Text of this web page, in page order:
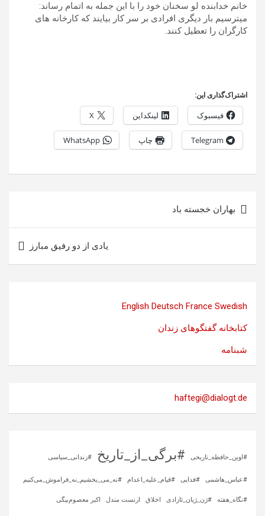
خانم خدابنده لو سخنان خود را با این جمله به اتمام رساند:
میترسیم بار دیگری افرادی بر سر کار بیایند که کارخانه های
کارگران را تعطیل کنند.
اشتراک‌گذاری این:
فیسبوک لینکداین X
Telegram چاپ WhatsApp
نوشته
بهاران خجسته باد
یادی از دو رفیق مبارز
English Deutsch France Swedish
کتابخانه گفتگوهای زندان
شبنامه
haftegi@dialogt.de
#اوین_حافظه_تاریخی #برگی_از_تاریخ #زندانی_سیاسی
#عباس_هاشمی #فدایی #قیام_علیه_اعدام #نه_می_بخشیم_نه_فراموش_می‌کنیم
#نگاه_هفته #ژن_ژیان_ئازادی اخلاق ارنست مندل اکبر معصوم‌بیگی